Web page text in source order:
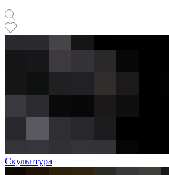
Скульптура